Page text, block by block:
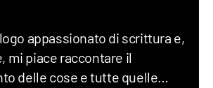
appassionato di scrittura e,
mi piace raccontare il
delle cose e tutte quelle